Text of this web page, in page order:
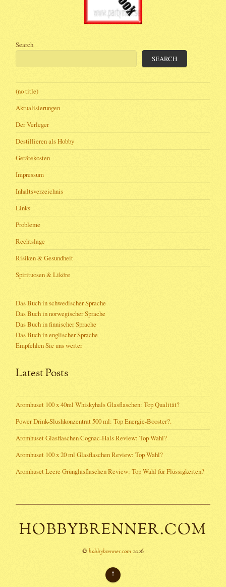
Search
SEARCH
(no title)
Aktualisierungen
Der Verleger
Destillieren als Hobby
Gerätekosten
Impressum
Inhaltsverzeichnis
Links
Probleme
Rechtslage
Risiken & Gesundheit
Spirituosen & Liköre
Das Buch in schwedischer Sprache
Das Buch in norwegischer Sprache
Das Buch in finnischer Sprache
Das Buch in englischer Sprache
Empfehlen Sie uns weiter
Latest Posts
Aromhuset 100 x 40ml Whiskyhals Glasflaschen: Top Qualität?
Power Drink-Slushkonzentrat 500 ml: Top Energie-Booster?.
Aromhuset Glasflaschen Cognac-Hals Review: Top Wahl?
Aromhuset 100 x 20 ml Glasflaschen Review: Top Wahl?
Aromhuset Leere Grünglasflaschen Review: Top Wahl für Flüssigkeiten?
HOBBYBRENNER.COM
© hobbybrenner.com2026
↑